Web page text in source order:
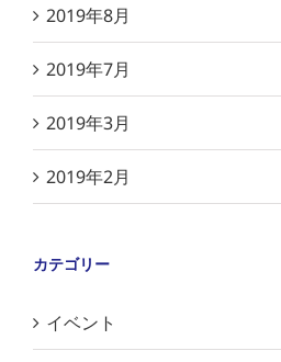
2019年8月
2019年7月
2019年3月
2019年2月
カテゴリー
イベント